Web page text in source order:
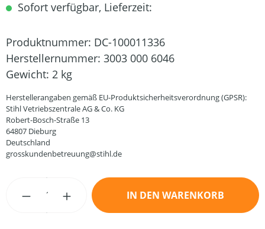
Sofort verfügbar, Lieferzeit:
Produktnummer: DC-100011336
Herstellernummer: 3003 000 6046
Gewicht: 2 kg
Herstellerangaben gemäß EU-Produktsicherheitsverordnung (GPSR):
Stihl Vetriebszentrale AG & Co. KG
Robert-Bosch-Straße 13
64807 Dieburg
Deutschland
grosskundenbetreuung@stihl.de
Produkt Anzahl: Gib den gewünschten
IN DEN WARENKORB